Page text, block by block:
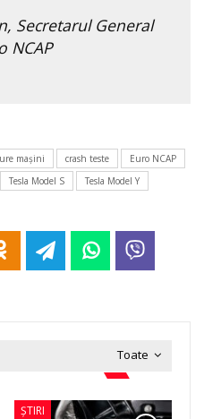
Secretarul General
NCAP
maşini crash teste
Euro NCAP
Tesla Model S
Tesla Model Y
Toate
ȘTIRI